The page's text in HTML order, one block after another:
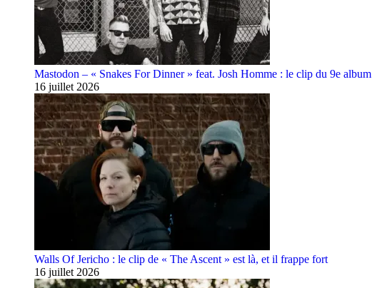
Mastodon – « Snakes For Dinner » feat. Josh Homme : le clip du 9e album
16 juillet 2026
Walls Of Jericho : le clip de « The Ascent » est là, et il frappe fort
16 juillet 2026